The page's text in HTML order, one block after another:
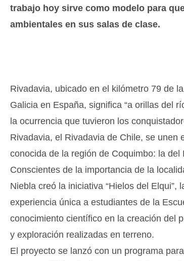
trabajo hoy sirve como modelo para
ambientales en sus salas de clase.
Rivadavia, ubicado en el kilómetro 79 de
Galicia en España, significa “a orillas del
la ocurrencia que tuvieron los
Rivadavia, el Rivadavia de Chile, se
conocida de la región de Coquimbo: la del
Conscientes de la importancia de la
Niebla creó la iniciativa “Hielos del
experiencia única a estudiantes de la
conocimiento científico en la creación del
y exploración realizadas en terreno.
El proyecto se lanzó con un programa